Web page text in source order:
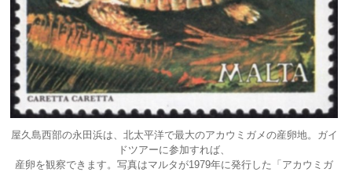
屋久島西部の永田浜は、北太平洋で最大のアカウミガメの産卵地。ガイ
ドツアーに参加すれば、
産卵を観察できます。写真はマルタが1979年に発行した「アカウミガ